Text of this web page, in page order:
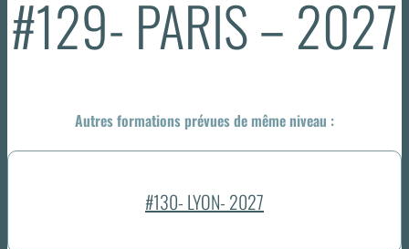
#129- PARIS – 2027
Autres formations prévues de même niveau :
#130- LYON- 2027